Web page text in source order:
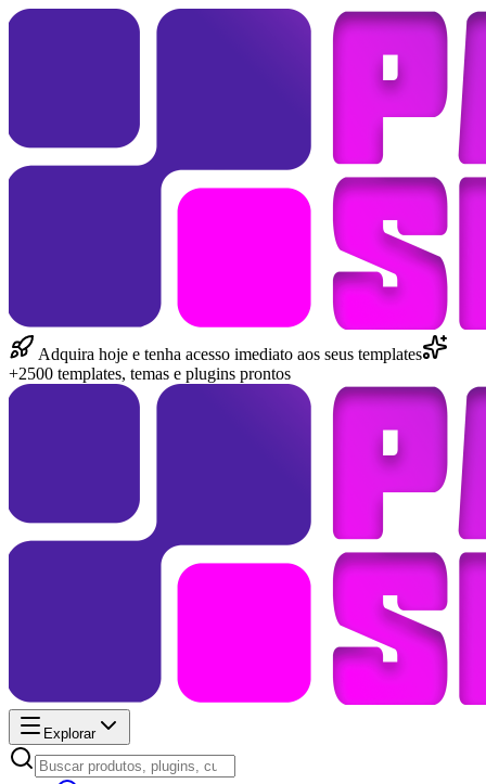
Adquira hoje e tenha acesso imediato aos seus templates
+2500 templates, temas e plugins prontos
Explorar